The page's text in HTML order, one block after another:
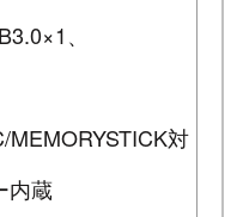
、
MEMORYSTICK対
内蔵